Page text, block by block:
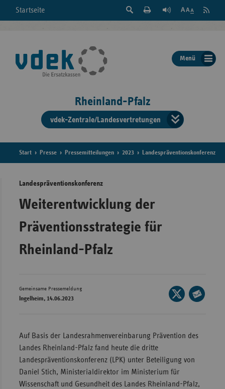
Startseite
Suche
der
Seite
Feed
Menü
Rheinland-Pfalz
vdek-Zentrale/Landesvertretungen
der
Start Presse Pressemitteilungen 2023 Landespräventionskonferenz
Landespräventionskonferenz
Weiterentwicklung der
Präventionsstrategie für
Rheinland-Pfalz
Gemeinsame Pressemeldung
Ingelheim, 14.06.2023
Seite
auf
Auf Basis der Landesrahmenvereinbarung Prävention des
Landes Rheinland-Pfalz fand heute die dritte
Landespräventionskonferenz (LPK) unter Beteiligung von
Daniel Stich, Ministerialdirektor im Ministerium für
Wissenschaft und Gesundheit des Landes Rheinland-Pfalz,